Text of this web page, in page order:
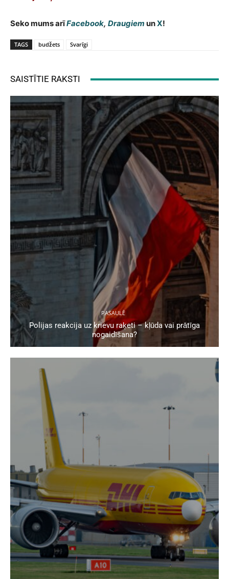
Seko mums arīFacebook, Draugiem unX!
TAGS budžets Svarīgi
SAISTĪTIE RAKSTI
PASAULĒ
Polijas reakcija uz krievu raķeti – kļūda vai prātīga
nogaidīšana?